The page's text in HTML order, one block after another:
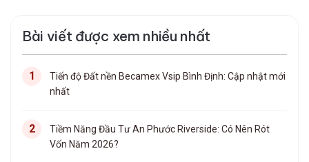
Bài viết được xem nhiều nhất
Tiến độ Đất nền Becamex Vsip Bình Định: Cập nhật mới
nhất
Tiềm Năng Đầu Tư An Phước Riverside: Có Nên Rót
Vốn Năm 2026?